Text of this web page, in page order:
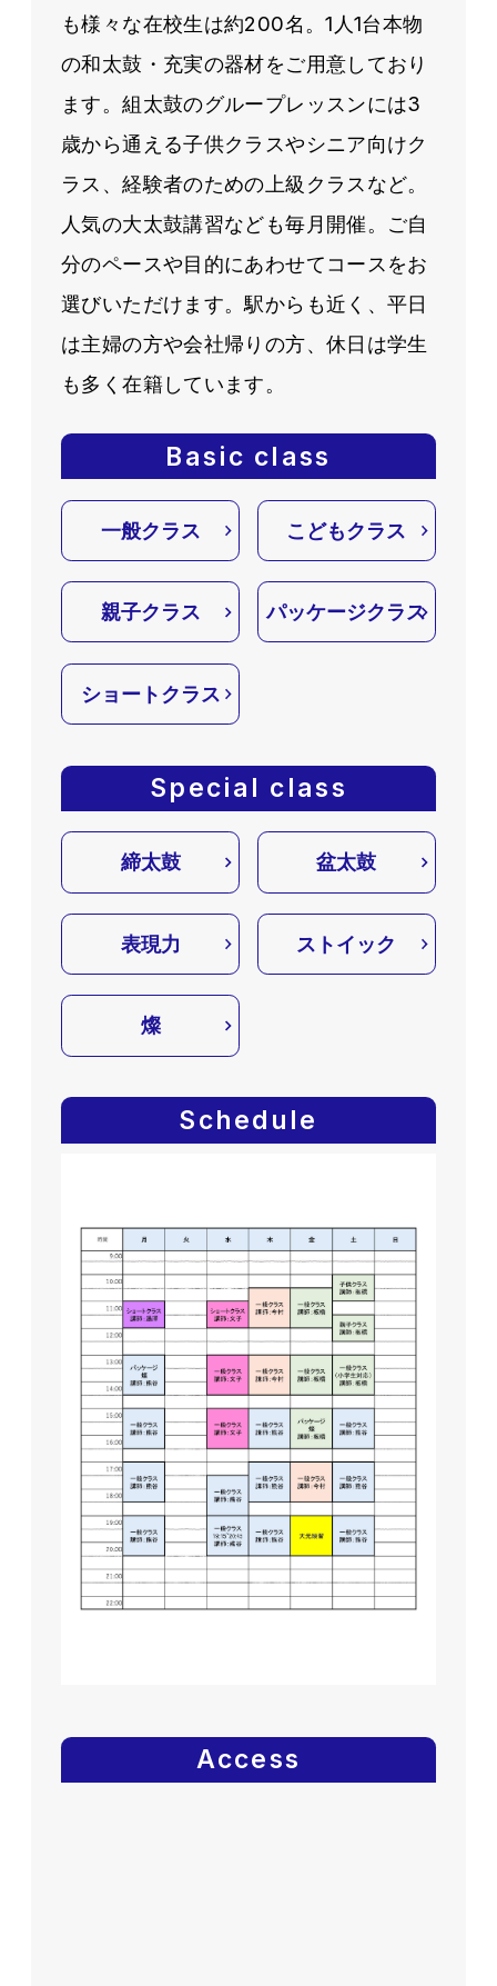
も様々な在校生は約200名。1人1台本物
の和太鼓・充実の器材をご用意しており
ます。組太鼓のグループレッスンには3
歳から通える子供クラスやシニア向けク
ラス、経験者のための上級クラスなど。
人気の大太鼓講習なども毎月開催。ご自
分のペースや目的にあわせてコースをお
選びいただけます。駅からも近く、平日
は主婦の方や会社帰りの方、休日は学生
も多く在籍しています。
Basic class
一般クラス こどもクラス
親子クラス パッケージクラス
ショートクラス
Special class
締太鼓 盆太鼓
表現力 ストイック
燦
Schedule
Access